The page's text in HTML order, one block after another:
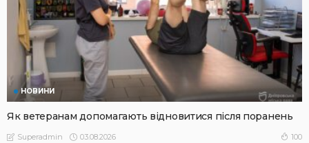
НОВИНИ
Як ветеранам допомагають відновитися після поранень
Superadmin 03.08.2026 100